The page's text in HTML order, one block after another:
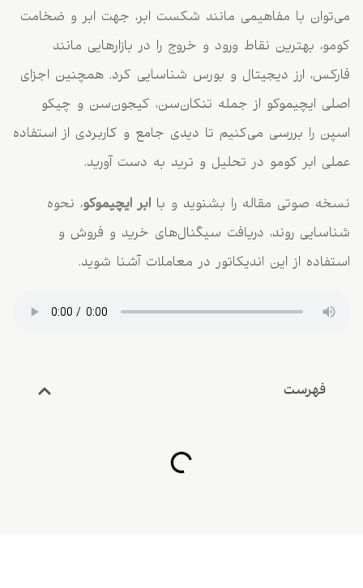
می‌توان با مفاهیمی مانند شکست ابر، جهت ابر و ضخامت
کومو، بهترین نقاط ورود و خروج را در بازارهایی مانند
فارکس، ارز دیجیتال و بورس شناسایی کرد. همچنین اجزای
اصلی ایچیموکو از جمله تنکان‌سن، کیجون‌سن و چیکو
اسپن را بررسی می‌کنیم تا دیدی جامع و کاربردی از استفاده
عملی ابر کومو در تحلیل و ترید به دست آورید.
نسخه صوتی مقاله را بشنوید و با ابر ایچیموکو، نحوه
شناسایی روند، دریافت سیگنال‌های خرید و فروش و
استفاده از این اندیکاتور در معاملات آشنا شوید.
فهرست